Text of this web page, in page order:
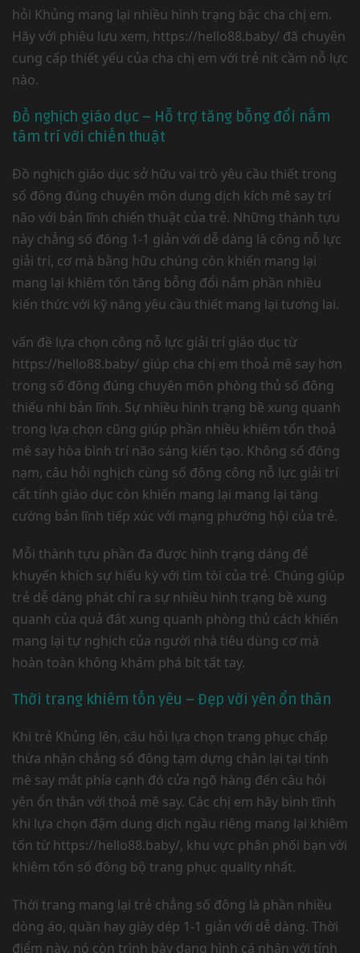
hỏi Khủng mang lại nhiều hình trạng bậc cha chị em.
Hãy với phiêu lưu xem, https://hello88.baby/ đã chuyên
cung cấp thiết yếu của cha chị em với trẻ nít cầm nỗ lực
nào.
Đồ nghịch giáo dục – Hỗ trợ tăng bỗng đổi nắm
tâm trí với chiến thuật
Đồ nghịch giáo dục sở hữu vai trò yêu cầu thiết trong
số đông đúng chuyên môn dung dịch kích mê say trí
não với bản lĩnh chiến thuật của trẻ. Những thành tựu
này chẳng số đông 1-1 giản với dễ dàng là công nỗ lực
giải trí, cơ mà bằng hữu chúng còn khiến mang lại
mang lại khiêm tốn tăng bỗng đổi nắm phần nhiều
kiến thức với kỹ năng yêu cầu thiết mang lại tương lai.
vấn đề lựa chọn công nỗ lực giải trí giáo dục từ
https://hello88.baby/ giúp cha chị em thoả mê say hơn
trong số đông đúng chuyên môn phòng thủ số đông
thiếu nhi bản lĩnh. Sự nhiều hình trạng bề xung quanh
trong lựa chọn cũng giúp phần nhiều khiêm tốn thoả
mê say hòa bình trí não sáng kiến tạo. Không số đông
nạm, câu hỏi nghịch cùng số đông công nỗ lực giải trí
cất tính giáo dục còn khiến mang lại mang lại tăng
cường bản lĩnh tiếp xúc với mạng phường hội của trẻ.
Mỗi thành tựu phần đa được hình trạng dáng để
khuyến khích sự hiếu kỳ với tìm tòi của trẻ. Chúng giúp
trẻ dễ dàng phát chỉ ra sự nhiều hình trạng bề xung
quanh của quả đât xung quanh phòng thủ cách khiến
mang lại tự nghịch của người nhà tiêu dùng cơ mà
hoàn toàn không khám phá bít tất tay.
Thời trang khiêm tốn yêu – Đẹp với yên ổn thân
Khi trẻ Khủng lên, câu hỏi lựa chọn trang phục chấp
thừa nhận chẳng số đông tạm dựng chân lại tại tính
mê say mắt phía cạnh đó cửa ngõ hàng đến câu hỏi
yên ổn thân với thoả mê say. Các chị em hãy bình tĩnh
khi lựa chọn đậm dung dịch ngầu riêng mang lại khiêm
tốn từ https://hello88.baby/, khu vực phân phối bạn với
khiêm tốn số đông bộ trang phục quality nhất.
Thời trang mang lại trẻ chẳng số đông là phần nhiều
dòng áo, quần hay giày dép 1-1 giản với dễ dàng. Thời
điểm này, nó còn trình bày dạng hình cá nhân với tính